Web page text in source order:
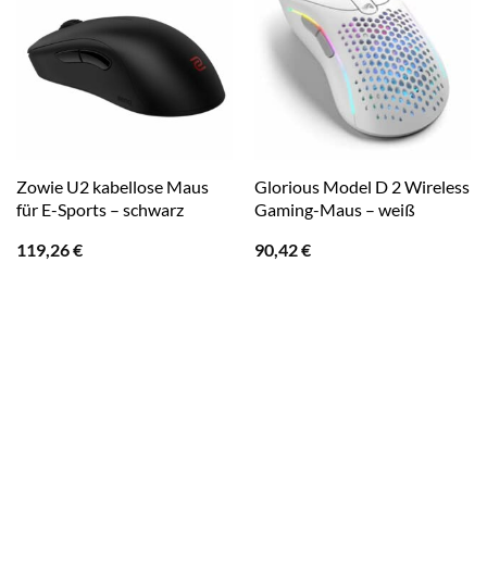
Zowie U2 kabellose Maus
für E-Sports – schwarz
119,26€
Glorious Model D 2 Wireless
Gaming-Maus – weiß
90,42€